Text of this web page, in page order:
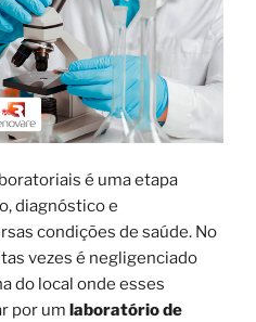
é uma etapa
diagnóstico e
condições de saúde. No
vezes é negligenciado
do local onde esses
por um laboratório de